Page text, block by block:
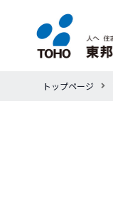
トップページ